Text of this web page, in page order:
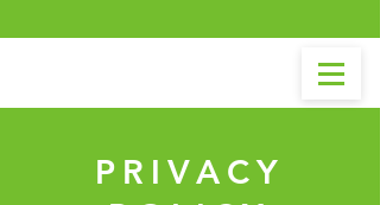
PRIVACY